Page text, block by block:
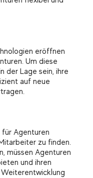
eröffnen
Um diese
der Lage sein, ihre
auf neue
für Agenturen
zu finden.
müssen Agenturen
und ihren